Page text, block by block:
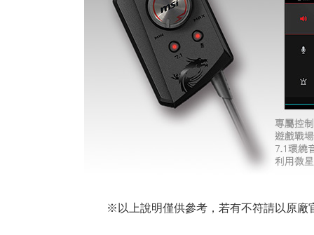
※以上說明僅供參考，若有不符請以原廠